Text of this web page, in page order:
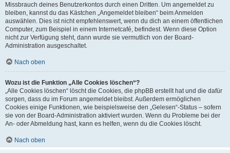
Missbrauch deines Benutzerkontos durch einen Dritten. Um angemeldet zu
bleiben, kannst du das Kästchen „Angemeldet bleiben“ beim Anmelden
auswählen. Dies ist nicht empfehlenswert, wenn du dich an einem öffentlichen
Computer, zum Beispiel in einem Internetcafé, befindest. Wenn diese Option
nicht zur Verfügung steht, dann wurde sie vermutlich von der Board-
Administration ausgeschaltet.
Nach oben
Wozu ist die Funktion „Alle Cookies löschen“?
„Alle Cookies löschen“ löscht die Cookies, die phpBB erstellt hat und die dafür
sorgen, dass du im Forum angemeldet bleibst. Außerdem ermöglichen
Cookies einige Funktionen, wie beispielsweise den „Gelesen“-Status – sofern
sie von der Board-Administration aktiviert wurden. Wenn du Probleme bei der
An- oder Abmeldung hast, kann es helfen, wenn du die Cookies löscht.
Nach oben